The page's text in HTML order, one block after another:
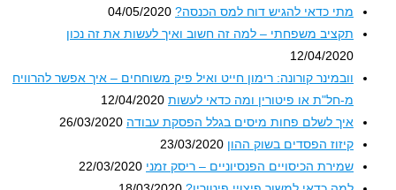
מתי כדאי להגיש דוח למס הכנסה? 04/05/2020
תקציב משפחתי – למה זה חשוב ואיך לעשות את זה נכון
12/04/2020
וובמינר קורונה: רימון חייט ואיל פיק משוחחים – איך אפשר להרוויח
מ-חל"ת או פיטורין ומה כדאי לעשות 12/04/2020
איך לשלם פחות מיסים בגלל הפסקת עבודה 26/03/2020
קיזוז הפסדים בשוק ההון 23/03/2020
שמירת הכיסויים הפנסיוניים – ריסק זמני 22/03/2020